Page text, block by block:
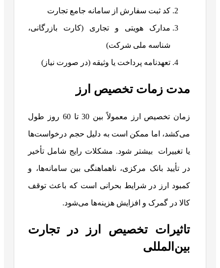
کد ثبت سفارش از سامانه جامع تجارت
مدارک هویتی و تجاری (کارت بازرگانی،
شناسه ملی شرکت)
تعهدنامه پرداخت یا وثیقه (در صورت نیاز)
مدت زمات تخصیص ارز
زمان تخصیص ارز معمولاً بین 30 تا 60 روز طول
می‌کشد، اما ممکن است به دلیل حجم درخواست‌ها
یا تغییرات بیشتر شود. مشکلات رایج شامل تأخیر
در تأیید بانک مرکزی، ناهماهنگی بین سامانه‌ها، و
کمبود ارز در شرایط بحرانی است که باعث توقف
کالا در گمرک و افزایش هزینه‌ها می‌شود.
تاثیرات تخصیص ارز در تجارت
بین‌المللی